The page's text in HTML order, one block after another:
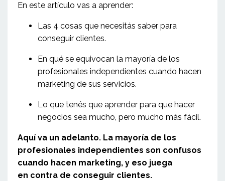
En este artículo vas a aprender:
Las 4 cosas que necesitás saber para
conseguir clientes.
En qué se equivocan la mayoría de los
profesionales independientes cuando hacen
marketing de sus servicios.
Lo que tenés que aprender para que hacer
negocios sea mucho, pero mucho más fácil.
Aquí va un adelanto. La mayoría de los
profesionales independientes son confusos
cuando hacen marketing, y eso juega
en contra de conseguir clientes.